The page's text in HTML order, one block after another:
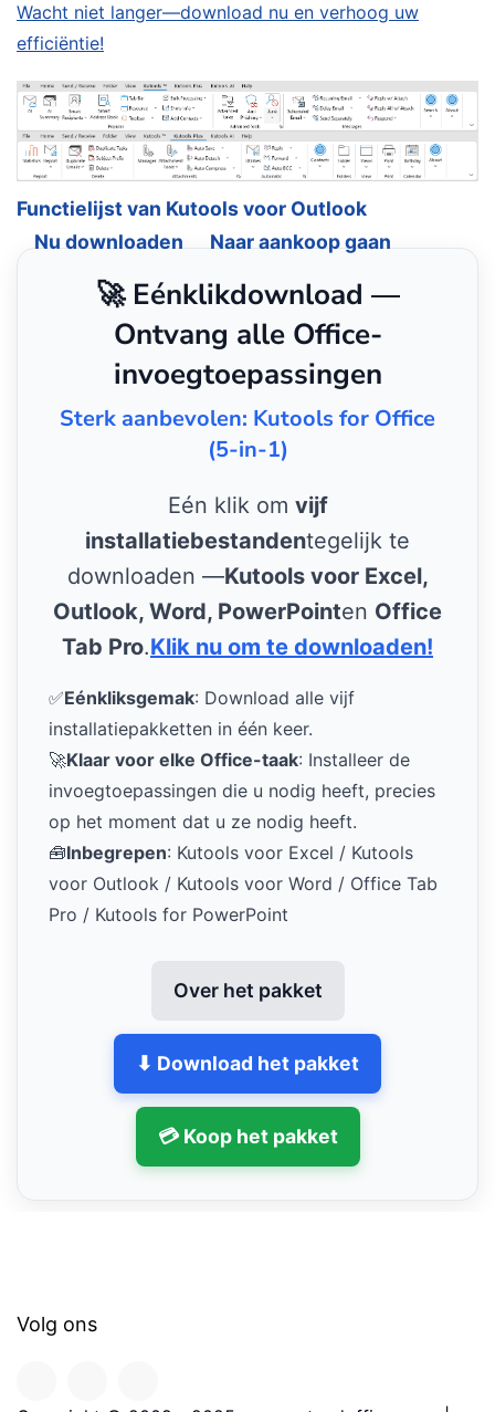
Wacht niet langer—download nu en verhoog uw
efficiëntie!
Functielijst van Kutools voor Outlook
Nu downloaden
Naar aankoop gaan
🚀 Eénklikdownload —
Ontvang alle Office-
invoegtoepassingen
Sterk aanbevolen: Kutools for Office
(5-in-1)
Eén klik om vijf
installatiebestandentegelijk te
downloaden —Kutools voor Excel,
Outlook, Word, PowerPointen Office
Tab Pro.Klik nu om te downloaden!
✅Eénkliksgemak: Download alle vijf
installatiepakketten in één keer.
🚀Klaar voor elke Office-taak: Installeer de
invoegtoepassingen die u nodig heeft, precies
op het moment dat u ze nodig heeft.
🧰Inbegrepen: Kutools voor Excel / Kutools
voor Outlook / Kutools voor Word / Office Tab
Pro / Kutools for PowerPoint
Over het pakket
⬇ Download het pakket
💳 Koop het pakket
Volg ons